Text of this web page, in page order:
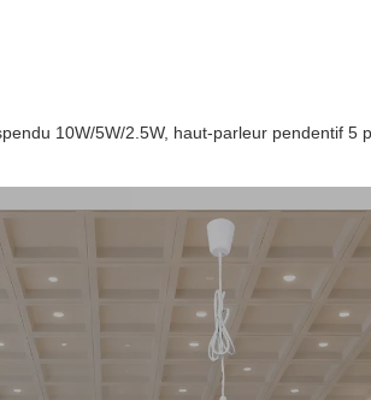
10W/5W/2.5W, haut-parleur pendentif